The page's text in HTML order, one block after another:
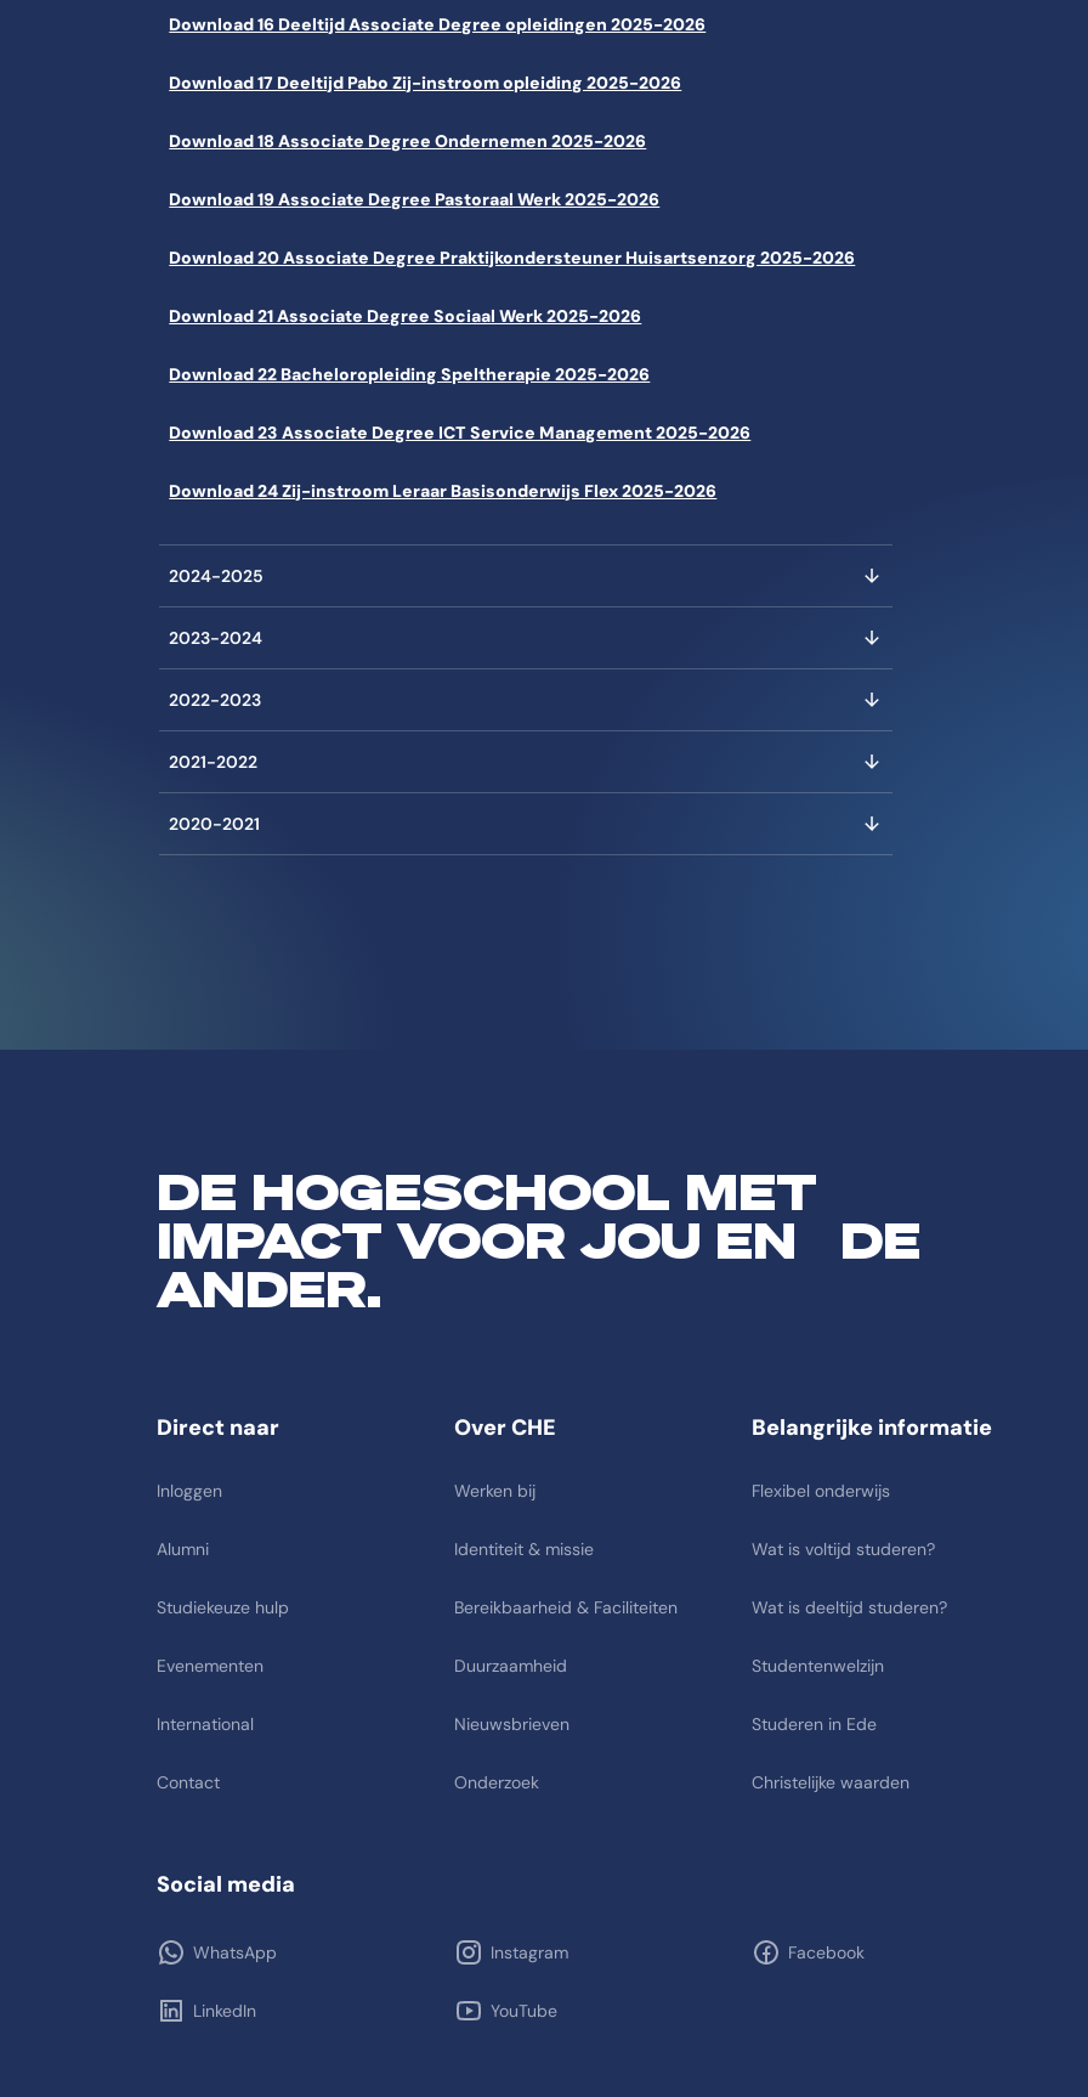
Download 16 Deeltijd Associate Degree opleidingen 2025-2026
Download 17 Deeltijd Pabo Zij-instroom opleiding 2025-2026
Download 18 Associate Degree Ondernemen 2025-2026
Download 19 Associate Degree Pastoraal Werk 2025-2026
Download 20 Associate Degree Praktijkondersteuner Huisartsenzorg 2025-2026
Download 21 Associate Degree Sociaal Werk 2025-2026
Download 22 Bacheloropleiding Speltherapie 2025-2026
Download 23 Associate Degree ICT Service Management 2025-2026
Download 24 Zij-instroom Leraar Basisonderwijs Flex 2025-2026
2024-2025
2023-2024
2022-2023
2021-2022
2020-2021
DE HOGESCHOOL MET
IMPACT VOOR JOU EN DE
ANDER.
Direct naar
Inloggen
Alumni
Studiekeuze hulp
Evenementen
International
Contact
Over CHE
Werken bij
Identiteit & missie
Bereikbaarheid & Faciliteiten
Duurzaamheid
Nieuwsbrieven
Onderzoek
Belangrijke informatie
Flexibel onderwijs
Wat is voltijd studeren?
Wat is deeltijd studeren?
Studentenwelzijn
Studeren in Ede
Christelijke waarden
Social media
WhatsApp Instagram Facebook
LinkedIn YouTube